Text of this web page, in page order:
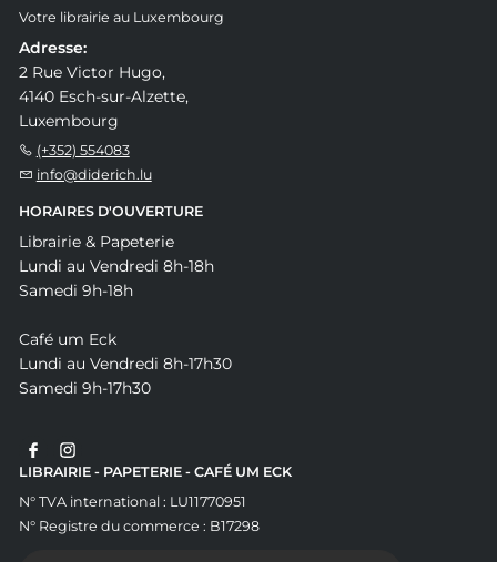
Votre librairie au Luxembourg
Adresse:
2 Rue Victor Hugo,
4140 Esch-sur-Alzette,
Luxembourg
(+352) 554083
info@diderich.lu
HORAIRES D'OUVERTURE
Librairie & Papeterie
Lundi au Vendredi 8h-18h
Samedi 9h-18h
Café um Eck
Lundi au Vendredi 8h-17h30
Samedi 9h-17h30
LIBRAIRIE - PAPETERIE - CAFÉ UM ECK
N° TVA international : LU11770951
N° Registre du commerce : B17298